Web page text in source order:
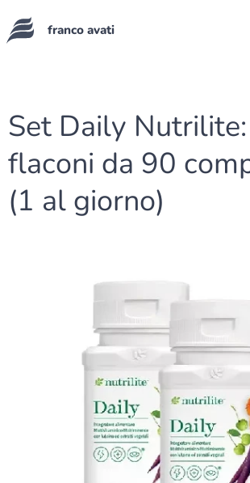
franco avati
Set Daily
flaconi da 90
(1 al giorno)